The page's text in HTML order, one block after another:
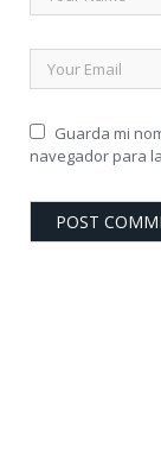
Guarda mi
navegador para